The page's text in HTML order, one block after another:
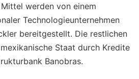
werden von einem
Technologieunternehmen
bereitgestellt. Die restlichen
Staat durch Kredite
Banobras.